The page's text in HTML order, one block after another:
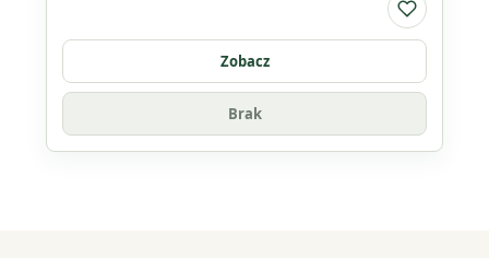
Do listy
Zobacz
Brak